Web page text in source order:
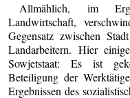
Allmählich, im
Landwirtschaft,
Gegensatz zwischen
Landarbeitern. Hier
Sowjetstaat: Es ist
Beteiligung der
Ergebnissen des